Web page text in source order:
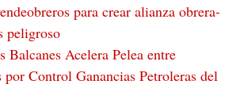
para crear alianza obrera-
peligroso
Balcanes Acelera Pelea entre
Control Ganancias Petroleras del